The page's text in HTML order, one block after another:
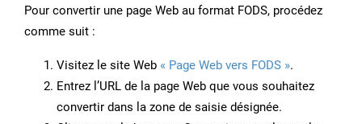
Pour convertir une page Web au format FODS, procédez
comme suit :
Visitez le site Web « Page Web vers FODS ».
Entrez l’URL de la page Web que vous souhaitez
convertir dans la zone de saisie désignée.